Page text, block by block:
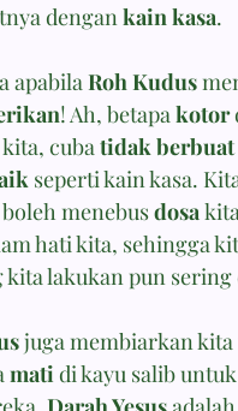
dengan kain kasa.
apabila Roh Kudus
! Ah, betapa kotor
cuba tidak berbuat
seperti kain kasa.
menebus dosa
hati kita, sehingga
lakukan pun sering
juga membiarkan
mati di kayu salib untuk